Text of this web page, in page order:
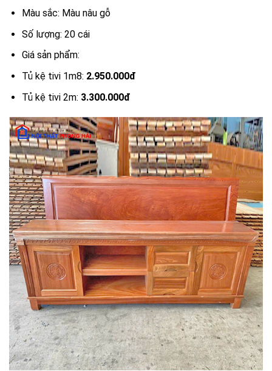
Màu sắc: Màu nâu gỗ
Số lượng: 20 cái
Giá sản phẩm:
Tủ kệ tivi 1m8: 2.950.000đ
Tủ kệ tivi 2m: 3.300.000đ